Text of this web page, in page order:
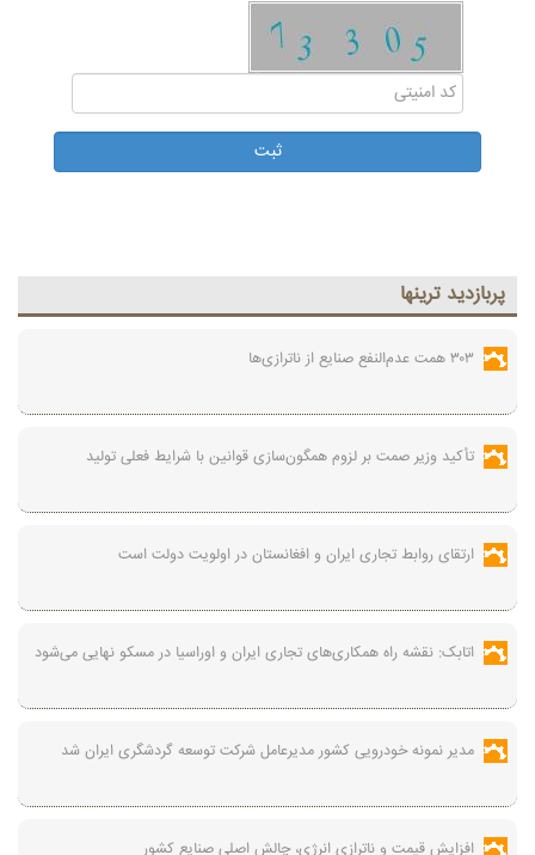
پربازديد ترينها
۳۰۳ همت عدم‌النفع صنایع از ناترازی‌ها
تأکید وزیر صمت بر لزوم همگون‌سازی قوانین با شرایط فعلی تولید
ارتقای روابط تجاری ایران و افغانستان در اولویت دولت است
اتابک: نقشه راه همکاری‌های تجاری ایران و اوراسیا در مسکو نهایی می‌شود
مدیر نمونه خودرویی کشور مدیرعامل شرکت توسعه گردشگری ایران شد
افزایش قیمت و ناترازی انرژی، چالش اصلی صنایع کشور